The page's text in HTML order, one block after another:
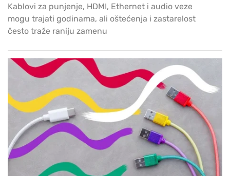
Kablovi za punjenje, HDMI, Ethernet i audio veze
mogu trajati godinama, ali oštećenja i zastarelost
često traže raniju zamenu